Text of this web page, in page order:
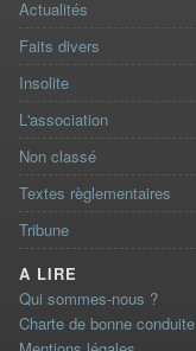
Actualités
Faits divers
Insolite
L'association
Non classé
Textes règlementaires
Tribune
A LIRE
Qui sommes-nous ?
Charte de bonne conduite